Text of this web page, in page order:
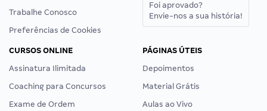
Trabalhe Conosco
Preferências de Cookies
Foi aprovado?
Envie-nos a sua história!
CURSOS ONLINE
Assinatura Ilimitada
Coaching para Concursos
Exame de Ordem
PÁGINAS ÚTEIS
Depoimentos
Material Grátis
Aulas ao Vivo